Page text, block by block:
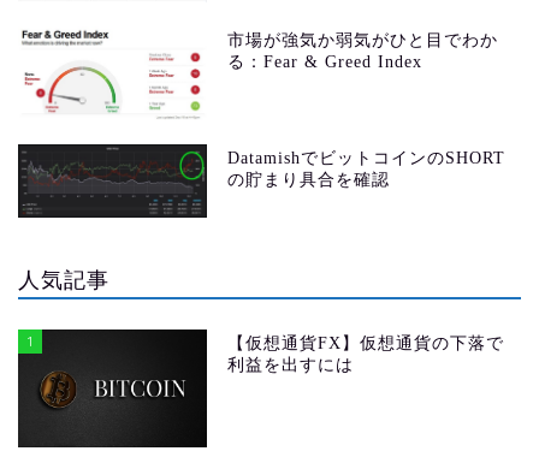
市場が強気か弱気がひと目でわか
る：Fear & Greed Index
DatamishでビットコインのSHORT
の貯まり具合を確認
人気記事
1
【仮想通貨FX】仮想通貨の下落で
利益を出すには